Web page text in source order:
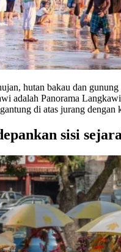
hutan bakau dan
adalah Panorama
di atas jurang dengan
sisi